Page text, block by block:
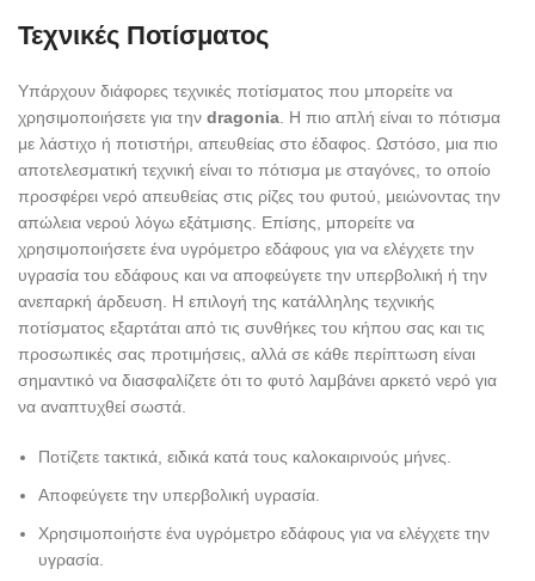
Τεχνικές Ποτίσματος
Υπάρχουν διάφορες τεχνικές ποτίσματος που μπορείτε να
χρησιμοποιήσετε για την dragonia . Η πιο απλή είναι το πότισμα
με λάστιχο ή ποτιστήρι, απευθείας στο έδαφος. Ωστόσο, μια πιο
αποτελεσματική τεχνική είναι το πότισμα με σταγόνες, το οποίο
προσφέρει νερό απευθείας στις ρίζες του φυτού, μειώνοντας την
απώλεια νερού λόγω εξάτμισης. Επίσης, μπορείτε να
χρησιμοποιήσετε ένα υγρόμετρο εδάφους για να ελέγχετε την
υγρασία του εδάφους και να αποφεύγετε την υπερβολική ή την
ανεπαρκή άρδευση. Η επιλογή της κατάλληλης τεχνικής
ποτίσματος εξαρτάται από τις συνθήκες του κήπου σας και τις
προσωπικές σας προτιμήσεις, αλλά σε κάθε περίπτωση είναι
σημαντικό να διασφαλίζετε ότι το φυτό λαμβάνει αρκετό νερό για
να αναπτυχθεί σωστά.
Ποτίζετε τακτικά, ειδικά κατά τους καλοκαιρινούς μήνες.
Αποφεύγετε την υπερβολική υγρασία.
Χρησιμοποιήστε ένα υγρόμετρο εδάφους για να ελέγχετε την
υγρασία.